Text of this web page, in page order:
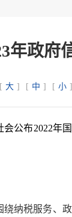
年政府
[ 大 ] [ 中 ] [ 小 ]
会公布2022年
纳税服务、